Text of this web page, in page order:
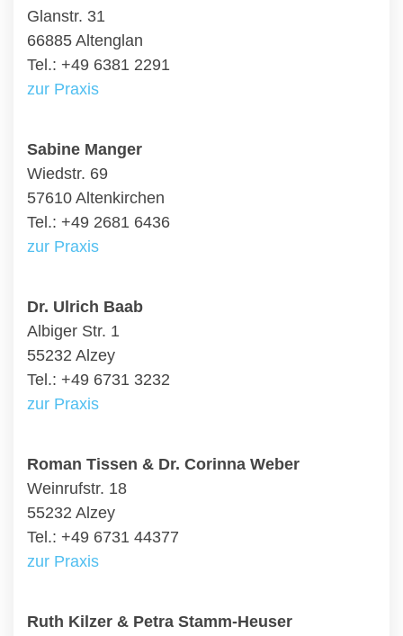
Glanstr. 31
66885 Altenglan
Tel.: +49 6381 2291
zur Praxis
Sabine Manger
Wiedstr. 69
57610 Altenkirchen
Tel.: +49 2681 6436
zur Praxis
Dr. Ulrich Baab
Albiger Str. 1
55232 Alzey
Tel.: +49 6731 3232
zur Praxis
Roman Tissen & Dr. Corinna Weber
Weinrufstr. 18
55232 Alzey
Tel.: +49 6731 44377
zur Praxis
Ruth Kilzer & Petra Stamm-Heuser